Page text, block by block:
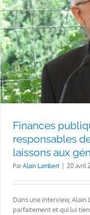
Finances
responsables
laissons aux
ParAlain Lambert 20 avril
Dans une interview,
parfaitement et qui lui